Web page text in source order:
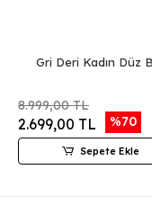
Gri Deri Kadın Düz
8.999,00 TL
2.699,00 TL %70
Sepete Ekle